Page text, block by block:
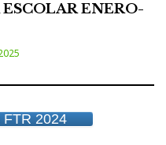
ENERO-
2024